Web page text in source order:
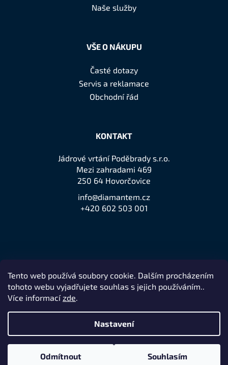
Tento web používá soubory cookie. Dalším procházením
tohoto webu vyjadřujete souhlas s jejich používáním..
Více informacízde.
Nastavení
Odmítnout Souhlasím
Naše služby
VŠE O NÁKUPU
Časté dotazy
Servis a reklamace
Obchodní řád
KONTAKT
Jádrové vrtání Poděbrady s.r.o.
Mezi zahradami 469
250 64 Hovorčovice
info@diamantem.cz
+420 602 503 001
Přijímáme online platby
NakódovaloRemedio Digital| Vytvořil Shoptet
Copyright 2026jeden z největších prodejců značky Husqvarna